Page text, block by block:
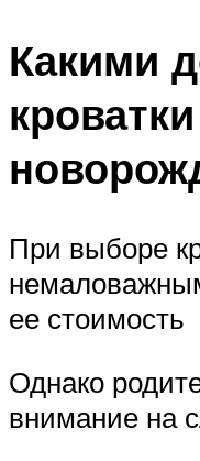
Какими
При выборе
ее стоимость
Однако
внимание на